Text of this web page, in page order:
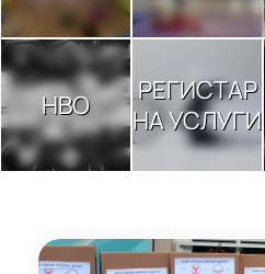
НВО
РЕГИСТАР
НА УСЛУГИ